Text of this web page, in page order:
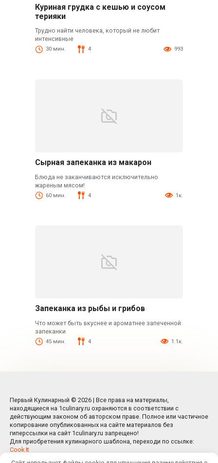
Куриная грудка с кешью и соусом
терияки
Трудно найти человека, который не любит
интенсивные
30 мин. 4 993
Сырная запеканка из макарон
Блюда не заканчиваются исключительно
жареным мясом!
60 мин. 4 1к.
Запеканка из рыбы и грибов
Что может быть вкуснее и ароматнее запеченной
запеканки
45 мин. 4 1.1к.
Первый Кулинарный © 2026 | Все права на материалы,
находящиеся на 1culinary.ru охраняются в соответствии с
действующим законом об авторском праве. Полное или частичное
копирование опубликованных на сайте материалов без
гиперссылки на сайт 1culinary.ru запрещено!
Для приобретения кулинарного шаблона, переходи по ссылке:
Cook It